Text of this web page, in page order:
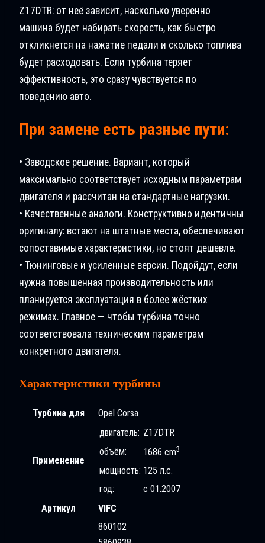
Z17DTR: от неё зависит, насколько уверенно
машина будет набирать скорость, как быстро
откликнется на нажатие педали и сколько топлива
будет расходовать. Если турбина теряет
эффективность, это сразу чувствуется по
поведению авто.
При замене есть разные пути:
• Заводское решение. Вариант, который
максимально соответствует исходным параметрам
двигателя и рассчитан на стандартные нагрузки.
• Качественные аналоги. Конструктивно идентичны
оригиналу: встают на штатные места, обеспечивают
сопоставимые характеристики, но стоят дешевле.
• Тюнинговые и усиленные версии. Подойдут, если
нужна повышенная производительность или
планируется эксплуатация в более жёстких
режимах. Главное — чтобы турбина точно
соответствовала техническим параметрам
конкретного двигателя.
Характеристики турбины
Турбина для Opel Corsa
Применение
двигатель: Z17DTR
объём:
1686 cm3
мощность: 125 л.с.
год:
с 01.2007
Артикул
VIFC
860102